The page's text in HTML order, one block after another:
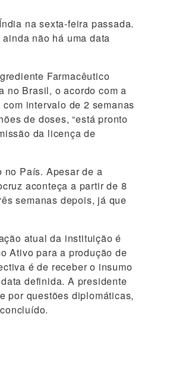
na sexta-feira passada.
não há uma data
Farmacêutico
no Brasil, o acordo com a
intervalo de 2 semanas
de doses, “está pronto
da licença de
no País. Apesar de a
aconteça a partir de 8
semanas depois, já que
atual da instituição é
Ativo para a produção de
é de receber o insumo
definida. A presidente
por questões diplomáticas,